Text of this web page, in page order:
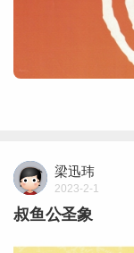
梁迅玮
2023-2-1
叔鱼公圣象